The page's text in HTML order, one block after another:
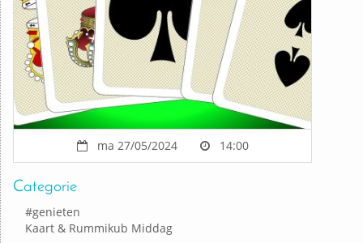
ma 27/05/2024 14:00
Categorie
#genieten
Kaart & Rummikub Middag